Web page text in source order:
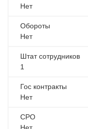
Нет
Обороты
Нет
Штат сотрудников
1
Гос контракты
Нет
СРО